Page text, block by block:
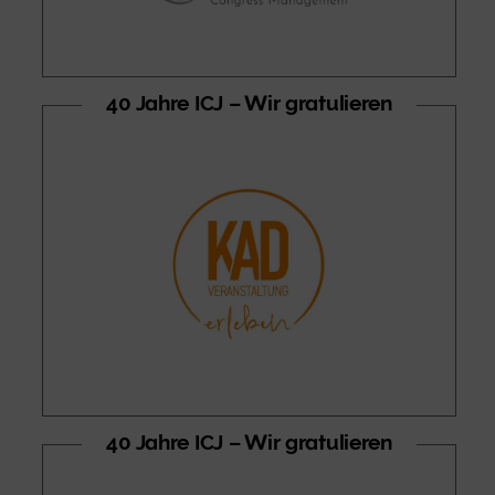
40 Jahre ICJ – Wir gratulieren
40 Jahre ICJ – Wir gratulieren